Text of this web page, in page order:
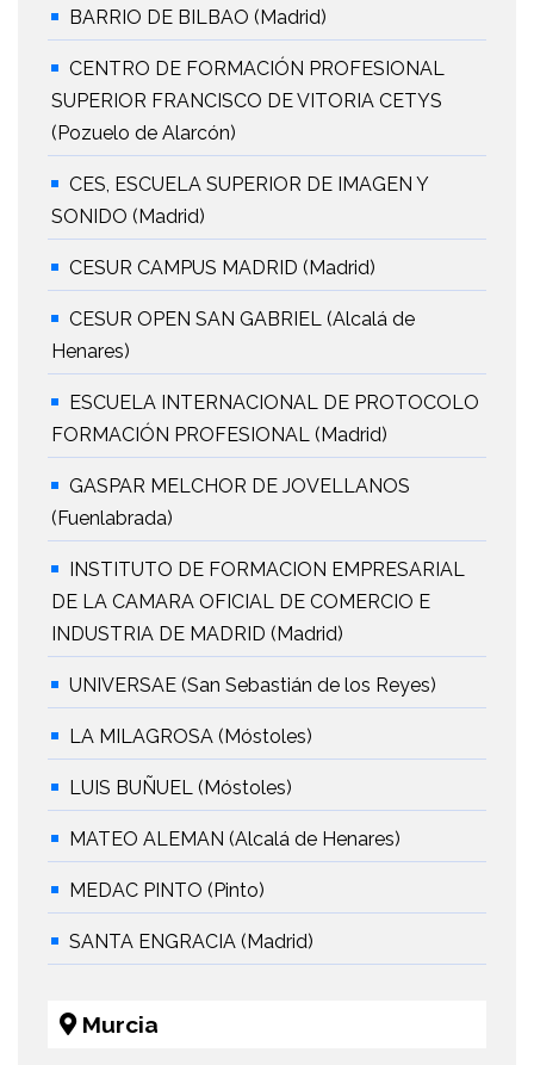
BARRIO DE BILBAO (Madrid)
CENTRO DE FORMACIÓN PROFESIONAL
SUPERIOR FRANCISCO DE VITORIA CETYS
(Pozuelo de Alarcón)
CES, ESCUELA SUPERIOR DE IMAGEN Y
SONIDO (Madrid)
CESUR CAMPUS MADRID (Madrid)
CESUR OPEN SAN GABRIEL (Alcalá de
Henares)
ESCUELA INTERNACIONAL DE PROTOCOLO
FORMACIÓN PROFESIONAL (Madrid)
GASPAR MELCHOR DE JOVELLANOS
(Fuenlabrada)
INSTITUTO DE FORMACION EMPRESARIAL
DE LA CAMARA OFICIAL DE COMERCIO E
INDUSTRIA DE MADRID (Madrid)
UNIVERSAE (San Sebastián de los Reyes)
LA MILAGROSA (Móstoles)
LUIS BUÑUEL (Móstoles)
MATEO ALEMAN (Alcalá de Henares)
MEDAC PINTO (Pinto)
SANTA ENGRACIA (Madrid)
Murcia